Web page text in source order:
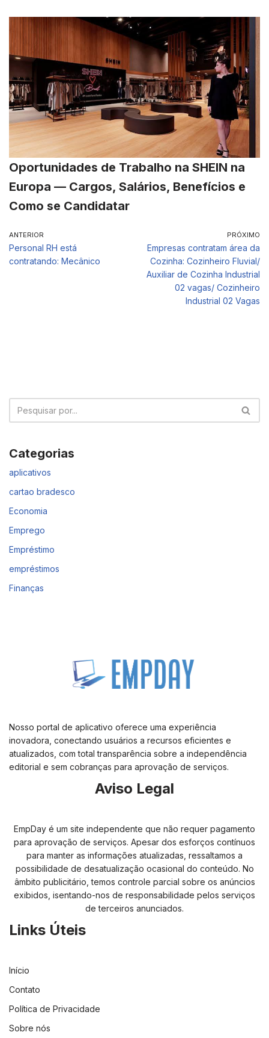
Oportunidades de Trabalho na SHEIN na
Europa — Cargos, Salários, Benefícios e
Como se Candidatar
ANTERIOR
Personal RH está
contratando: Mecânico
PRÓXIMO
Empresas contratam área da
Cozinha: Cozinheiro Fluvial/
Auxiliar de Cozinha Industrial
02 vagas/ Cozinheiro
Industrial 02 Vagas
Categorias
aplicativos
cartao bradesco
Economia
Emprego
Empréstimo
empréstimos
Finanças
Nosso portal de aplicativo oferece uma experiência
inovadora, conectando usuários a recursos eficientes e
atualizados, com total transparência sobre a independência
editorial e sem cobranças para aprovação de serviços.
Aviso Legal
EmpDay é um site independente que não requer pagamento
para aprovação de serviços. Apesar dos esforços contínuos
para manter as informações atualizadas, ressaltamos a
possibilidade de desatualização ocasional do conteúdo. No
âmbito publicitário, temos controle parcial sobre os anúncios
exibidos, isentando-nos de responsabilidade pelos serviços
de terceiros anunciados.
Links Úteis
Início
Contato
Política de Privacidade
Sobre nós